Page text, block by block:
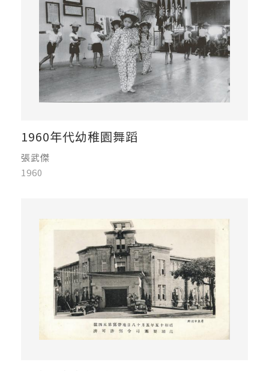
1960年代幼稚園舞蹈
張武傑
1960